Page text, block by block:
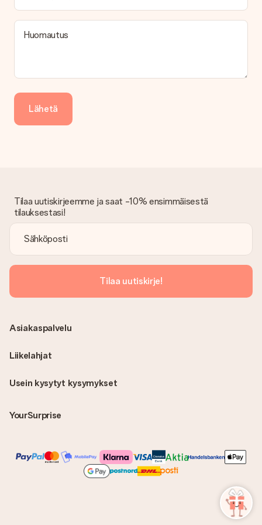
Maksu
Kuinka voin maksaa tilaukseni?
Tarjoamme seuraavat maksutavat: iDeal, Paypal, luottokortti,
Saapunut lahja
Entä jos lahja ei ole täysin mieleeni?
Olemme syvästi pahoillamme, että lahjasi ei ole sinun mielesi
Tämä tarkoittaa sitä, että lahja toimitetaan suoraan
vastaanottajalle, mikä tekee siitä todellisen yllätyksen!
Huomautus
Lähetä
Tilaa uutiskirjeemme ja saat -10% ensimmäisestä
tilauksestasi!
Tilaa uutiskirje!
Usein kysytyt kysymykset
YourSurprise
Asiakaspalvelu
Liikelahjat